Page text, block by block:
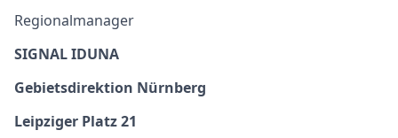
Regionalmanager
SIGNAL IDUNA
Gebietsdirektion Nürnberg
Leipziger Platz 21